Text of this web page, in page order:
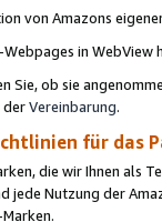
von Amazons
in WebView
Sie, ob sie
derVereinbarung.
für das
die wir Ihnen als
jede Nutzung der